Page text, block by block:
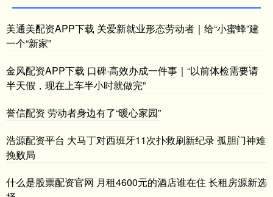
美通美配资APP下载 关爱新就业形态劳动者｜给“小蜜蜂”建
一个“新家”
金风配资APP下载 口碑·高效办成一件事｜“以前体检需要请
半天假，现在上车半小时就做完”
誉信配资 劳动者身边有了“暖心家园”
浩源配资平台 大马丁对西班牙11次扑救刷新纪录 孤胆门神难
挽败局
什么是股票配资官网 月租4600元的酒店谁在住 长租房源新选